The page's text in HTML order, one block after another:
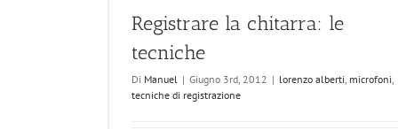
Registrare la chitarra: le
tecniche
Di Manuel | Giugno 3rd, 2012 | lorenzo alberti, microfoni,
tecniche di registrazione